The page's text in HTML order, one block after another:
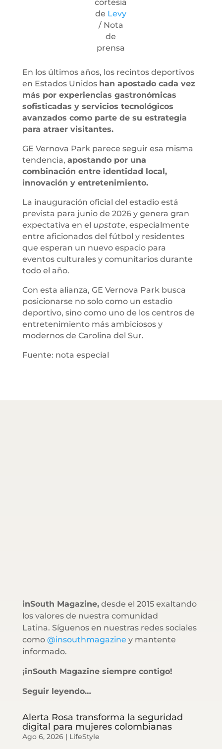
cortesía
de Levy
/ Nota
de
prensa
En los últimos años, los recintos deportivos
en Estados Unidos han apostado cada vez
más por experiencias gastronómicas
sofisticadas y servicios tecnológicos
avanzados como parte de su estrategia
para atraer visitantes.
GE Vernova Park parece seguir esa misma
tendencia, apostando por una
combinación entre identidad local,
innovación y entretenimiento.
La inauguración oficial del estadio está
prevista para junio de 2026 y genera gran
expectativa en el upstate, especialmente
entre aficionados del fútbol y residentes
que esperan un nuevo espacio para
eventos culturales y comunitarios durante
todo el año.
Con esta alianza, GE Vernova Park busca
posicionarse no solo como un estadio
deportivo, sino como uno de los centros de
entretenimiento más ambiciosos y
modernos de Carolina del Sur.
Fuente: nota especial
inSouth Magazine,desde el 2015 exaltando
los valores de nuestra comunidad
Latina. Síguenos en nuestras redes sociales
como @insouthmagazine y mantente
informado.
¡inSouth Magazine siempre contigo!
Seguir leyendo…
Alerta Rosa transforma la seguridad
digital para mujeres colombianas
Ago 6, 2026| LifeStyle